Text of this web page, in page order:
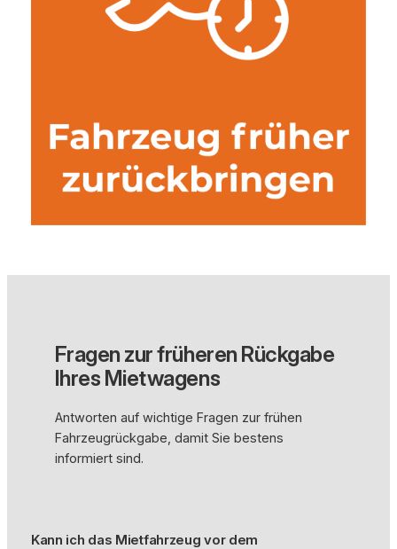
Fragen zur früheren Rückgabe
Ihres Mietwagens
Antworten auf wichtige Fragen zur frühen
Fahrzeugrückgabe, damit Sie bestens
informiert sind.
Kann ich das Mietfahrzeug vor dem